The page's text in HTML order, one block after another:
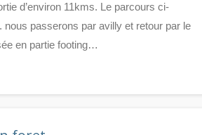
d’environ 11kms. Le parcours ci-
passerons par avilly et retour par le
en partie footing…